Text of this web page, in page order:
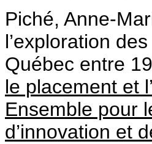
Piché, Anne-
l’exploration
Québec entre
le placement et
Ensemble pour
d’innovation et